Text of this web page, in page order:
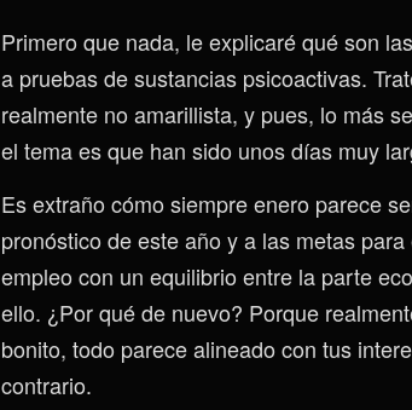
Primero que nada, le explicaré qué son
a pruebas de sustancias psicoactivas.
realmente no amarillista, y pues, lo más
el tema es que han sido unos días muy
Es extraño cómo siempre enero parece
pronóstico de este año y a las metas
empleo con un equilibrio entre la parte
ello. ¿Por qué de nuevo? Porque
bonito, todo parece alineado con tus
contrario.